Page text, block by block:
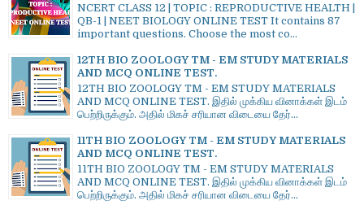
NCERT CLASS 12 | TOPIC : REPRODUCTIVE HEALTH |
QB-1 | NEET BIOLOGY ONLINE TEST It contains 87
important questions. Choose the most co...
12TH BIO ZOOLOGY TM - EM STUDY MATERIALS
AND MCQ ONLINE TEST.
12TH BIO ZOOLOGY TM - EM STUDY MATERIALS
AND MCQ ONLINE TEST. இதில் முக்கிய வினாக்கள் இடம்
பெற்றிருக்கும். அதில் மிகச் சரியான விடையை தேர்...
11TH BIO ZOOLOGY TM - EM STUDY MATERIALS
AND MCQ ONLINE TEST.
11TH BIO ZOOLOGY TM - EM STUDY MATERIALS
AND MCQ ONLINE TEST. இதில் முக்கிய வினாக்கள் இடம்
பெற்றிருக்கும். அதில் மிகச் சரியான விடையை தேர்...